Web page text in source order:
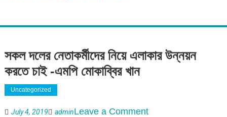
সকল দলের নেতাকর্মীদের নিয়ে এলাকার উন্নয়ন
করতে চাই -এমপি মোকাব্বির খান
Uncategorized
July 4, 2019 adminLeave a Commenton